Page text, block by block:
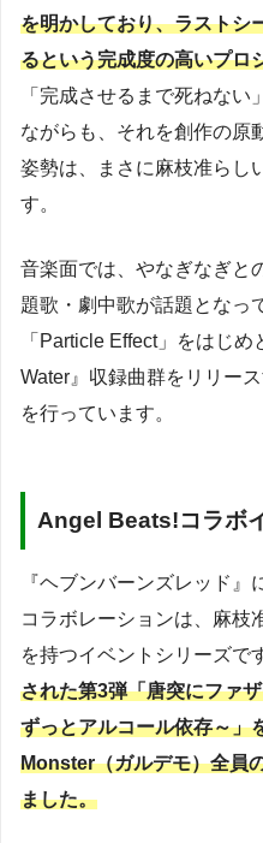
を明かしており、ラストシ
るという完成度の高いプロ
「完成させるまで死ねない
ながらも、それを創作の原
姿勢は、まさに麻枝准らし
す。
音楽面では、やなぎなぎと
題歌・劇中歌が話題となっ
「Particle Effect」をはじ
Water』収録曲群をリリー
を行っています。
Angel Beats!コラボ
『ヘブンバーンズレッド
コラボレーションは、麻枝
を持つイベントシリーズで
された第3弾「唐突にファ
ずっとアルコール依存～」
Monster（ガルデモ）全員
ました。